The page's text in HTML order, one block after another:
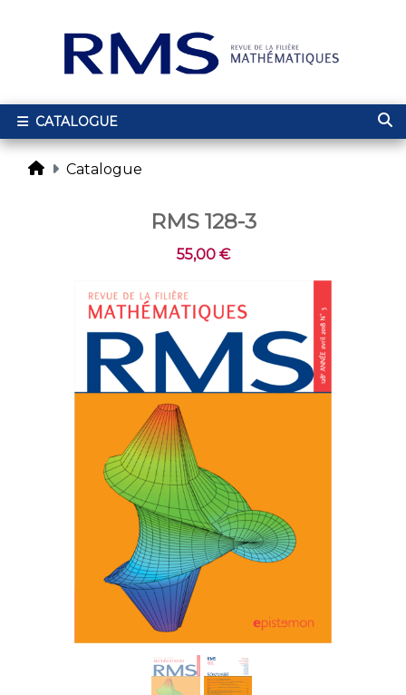
CATALOGUE
Catalogue
RMS 128-3
55,00 €